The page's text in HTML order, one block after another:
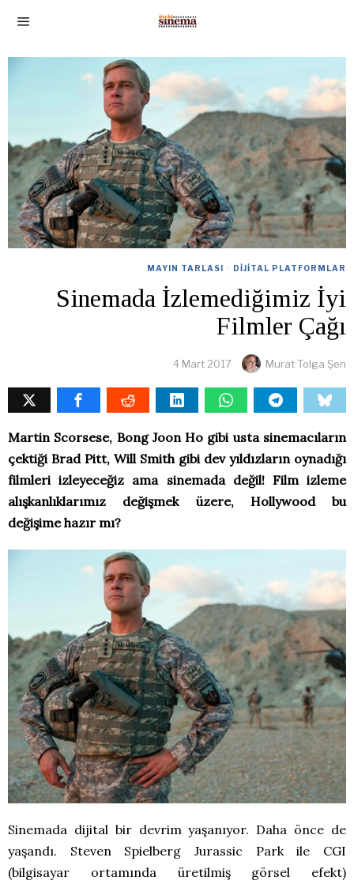
MAYIN TARLASI · DIJITAL PLATFORMLAR
Sinemada İzlemediğimiz İyi
Filmler Çağı
4 Mart 2017 Murat Tolga Şen
Martin Scorsese, Bong Joon Ho gibi usta sinemacıların
çektiği Brad Pitt, Will Smith gibi dev yıldızların oynadığı
filmleri izleyeceğiz ama sinemada değil! Film izleme
alışkanlıklarımız değişmek üzere, Hollywood bu
değişime hazır mı?
Sinemada dijital bir devrim yaşanıyor. Daha önce de
yaşandı. Steven Spielberg Jurassic Park ile CGI
(bilgisayar ortamında üretilmiş görsel efekt)